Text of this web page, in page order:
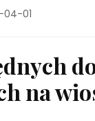
04-01
na